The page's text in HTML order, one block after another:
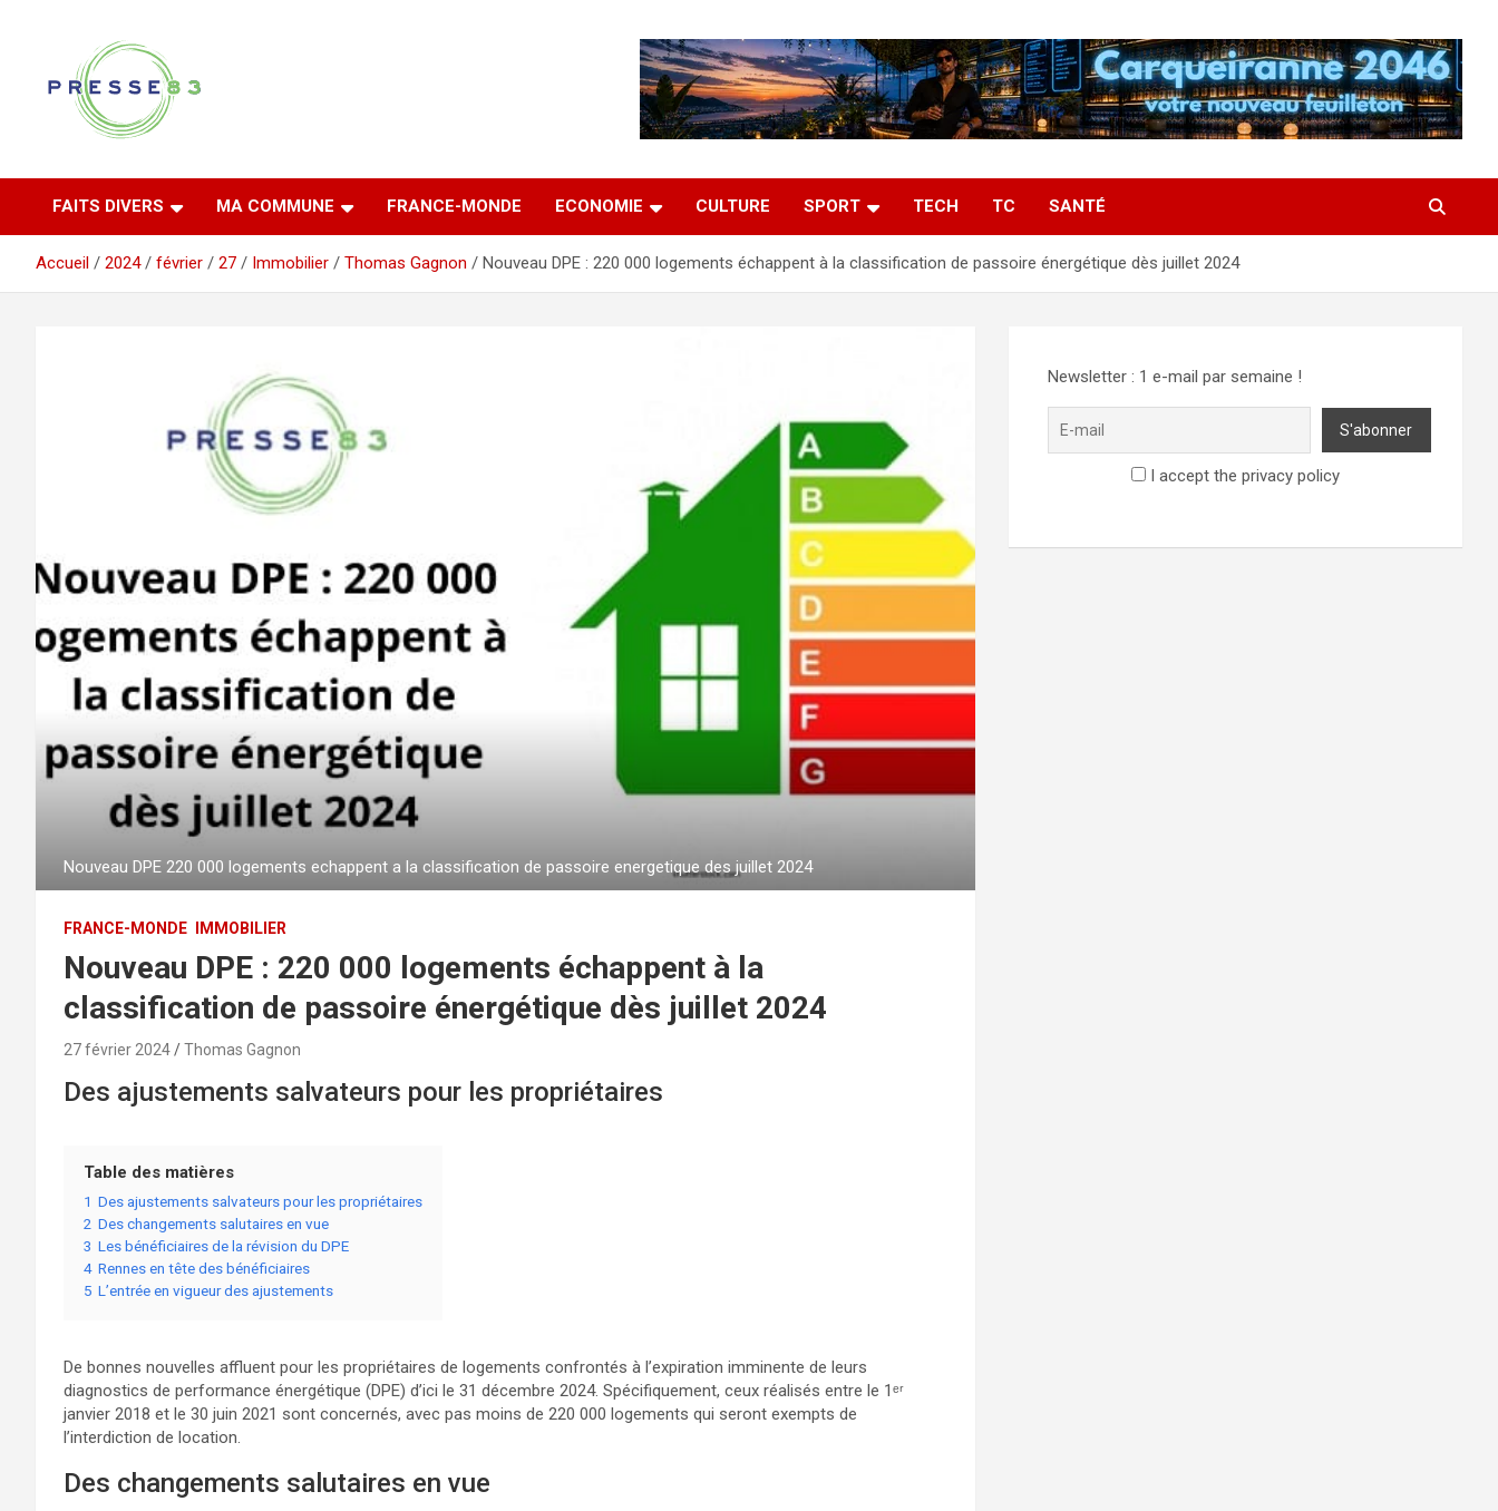
Presse 83
FAITS DIVERS MA COMMUNE FRANCE-MONDE ECONOMIE CULTURE SPORT TECH TC SANTÉ
Accueil 2024 février 27 Immobilier Thomas Gagnon Nouveau DPE : 220 000 logements échappent à la classification de passoire énergétique dès juillet 2024
Nouveau DPE 220 000 logements echappent a la classification de passoire energetique des juillet 2024
FRANCE-MONDE IMMOBILIER
Nouveau DPE : 220 000 logements échappent à la
classification de passoire énergétique dès juillet 2024
27 février 2024 Thomas Gagnon
Des ajustements salvateurs pour les propriétaires
Table des matières
1 Des ajustements salvateurs pour les propriétaires
2 Des changements salutaires en vue
3 Les bénéficiaires de la révision du DPE
4 Rennes en tête des bénéficiaires
5 L’entrée en vigueur des ajustements
De bonnes nouvelles affluent pour les propriétaires de logements confrontés à l’expiration imminente de leurs
diagnostics de performance énergétique (DPE) d’ici le 31 décembre 2024. Spécifiquement, ceux réalisés entre le 1ᵉʳ
janvier 2018 et le 30 juin 2021 sont concernés, avec pas moins de 220 000 logements qui seront exempts de
l’interdiction de location.
Des changements salutaires en vue
Newsletter : 1 e-mail par semaine !
I accept the privacy policy